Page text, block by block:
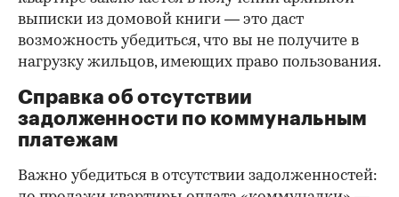
выписки из домовой книги — это даст
возможность убедиться, что вы не получите в
нагрузку жильцов, имеющих право пользования.
Справка об отсутствии
задолженности по коммунальным
платежам
Важно убедиться в отсутствии задолженностей: